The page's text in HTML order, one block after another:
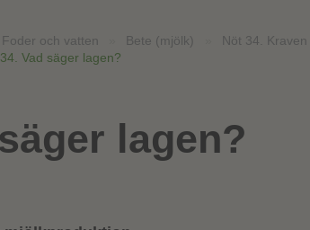
och vatten Bete (mjölk)
Nöt 34.
Vad säger lagen?
lagen?